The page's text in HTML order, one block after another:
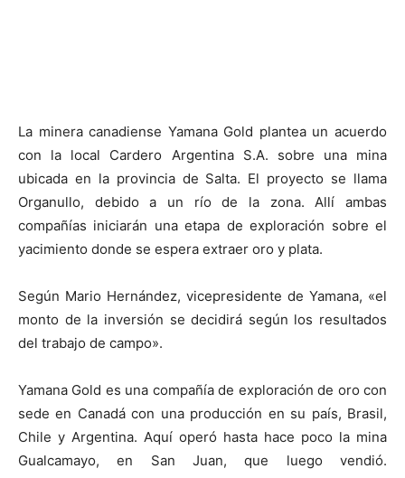
La minera canadiense Yamana Gold plantea un acuerdo
con la local Cardero Argentina S.A. sobre una mina
ubicada en la provincia de Salta. El proyecto se llama
Organullo, debido a un río de la zona. Allí ambas
compañías iniciarán una etapa de exploración sobre el
yacimiento donde se espera extraer oro y plata.
Según Mario Hernández, vicepresidente de Yamana, «el
monto de la inversión se decidirá según los resultados
del trabajo de campo».
Yamana Gold es una compañía de exploración de oro con
sede en Canadá con una producción en su país, Brasil,
Chile y Argentina. Aquí operó hasta hace poco la mina
Gualcamayo, en San Juan, que luego vendió.